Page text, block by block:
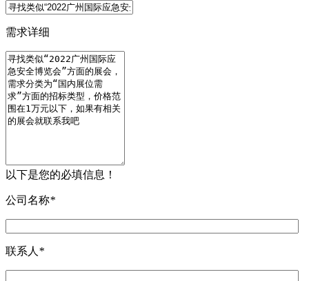
需求详细
以下是您的必填信息！
公司名称*
联系人 *